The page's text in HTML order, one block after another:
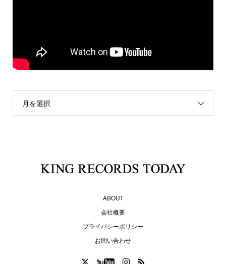
月を選択
ABOUT
会社概要
プライバシーポリシー
お問い合わせ